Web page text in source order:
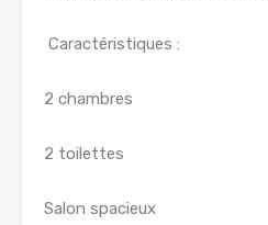
Caractéristiques :
2 chambres
2 toilettes
Salon spacieux